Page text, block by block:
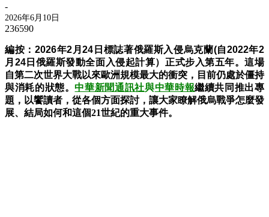
-
2026年6月10日
236590
編按： 2026年2月24日標誌著俄羅斯入侵烏克蘭(自2022年2
月24日 俄羅斯發動全面入侵起計算）正式步入第五年。這場
自第二次世界大戰以來歐洲規模最大的衝突，目前仍處於僵持
與消耗的狀態。中華新聞通訊社與中華時報繼續共同推出專
題，以饗讀者，從各個方面探討，讓大家瞭解俄烏戰爭怎麼發
展、結局如何和這個21世紀的重大事件。